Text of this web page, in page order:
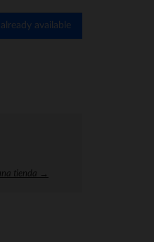
already available
tienda →